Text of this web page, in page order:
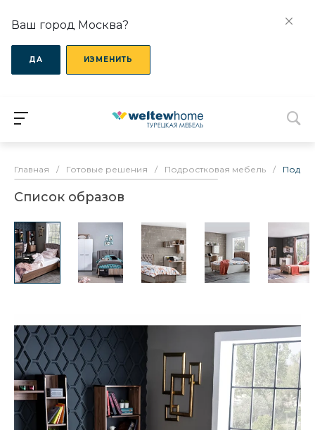
Ваш город Москва?
ДА ИЗМЕНИТЬ
Главная / Готовые решения / Подростковая мебель /
Список образов